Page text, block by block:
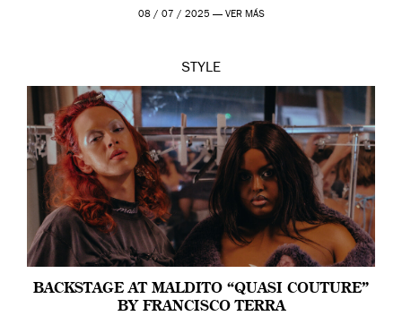
08 / 07 / 2025 — VER MÁS
STYLE
BACKSTAGE AT MALDITO “QUASI COUTURE”
BY FRANCISCO TERRA